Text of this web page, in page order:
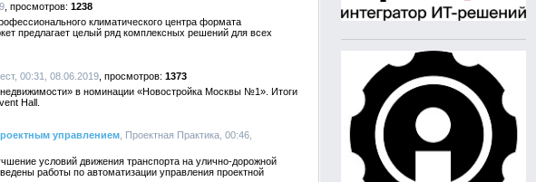
1238
климатического центра формата
предлагает целый ряд комплексных решений для всех
00:31, 08.06.2019
1373
в номинации «Новостройка Москвы №1». Итоги
Hall.
управлением , Проектная Практика, 00:46,
условий движения транспорта на улично-дорожной
работы по автоматизации управления проектной